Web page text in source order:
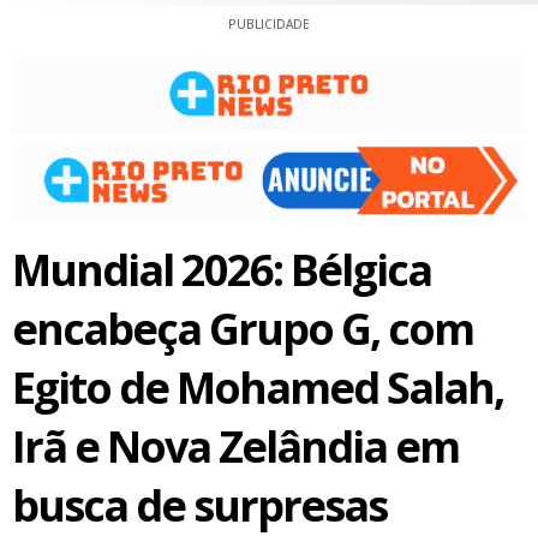
PUBLICIDADE
Mundial 2026: Bélgica
encabeça Grupo G, com
Egito de Mohamed Salah,
Irã e Nova Zelândia em
busca de surpresas